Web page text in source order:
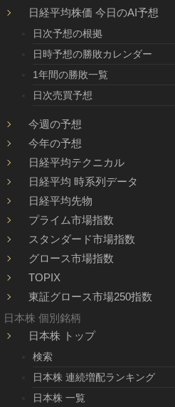
日経平均株価 今日のAI予想
日次予想の根拠
日時予想の勝敗カレンダー
1年間の勝敗一覧
日次売買予想
今週の予想
今年の予想
日経平均テクニカル
日経平均 時系列データ
日経平均先物
プライム市場指数
スタンダード市場指数
グロース市場指数
TOPIX
東証グロース市場250指数
日本株 個別銘柄
日本株 トップ
検索
日本株 連続増配ランキング
日本株 一覧